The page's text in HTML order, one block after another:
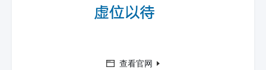
查看官网